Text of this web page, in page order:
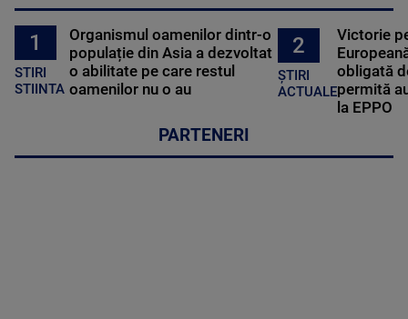
1
STIRI
STIINTA
Organismul oamenilor dintr-o
populație din Asia a dezvoltat
o abilitate pe care restul
oamenilor nu o au
2
ȘTIRI
ACTUALE
Victorie
obligată
permită
la EPPO
PARTENERI